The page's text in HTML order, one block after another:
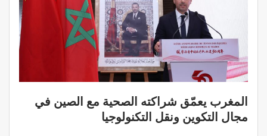
المغرب يعمّق شراكته الصحية مع الصين في
مجال التكوين ونقل التكنولوجيا